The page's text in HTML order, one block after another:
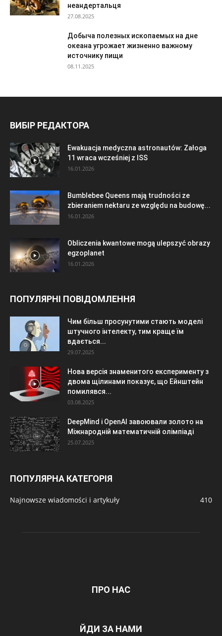
неандертальця
27.08.2025
Добыча полезных ископаемых на дне
океана угрожает жизненно важному
источнику пищи
08.11.2025
ВИБІР РЕДАКТОРА
Ewakuacja medyczna astronautów: Załoga
11 wraca wcześniej z ISS
16.01.2026
Bumblebee Queens mają trudności ze
zbieraniem nektaru ze względu na budowę...
16.01.2026
Obliczenia kwantowe mogą ulepszyć obrazy
egzoplanet
16.01.2026
ПОПУЛЯРНІ ПОВІДОМЛЕННЯ
Чим більш просунутими стають моделі
штучного інтелекту, тим краще їм
вдається...
29.07.2025
Нова версія знаменитого експерименту з
двома щілинами показує, що Ейнштейн
помилявся...
03.08.2025
DeepMind і OpenAI завоювали золото на
Міжнародній математичній олімпіаді
25.07.2025
ПОПУЛЯРНА КАТЕГОРІЯ
Najnowsze wiadomości i artykuły 410
ПРО НАС
ЙДИ ЗА НАМИ